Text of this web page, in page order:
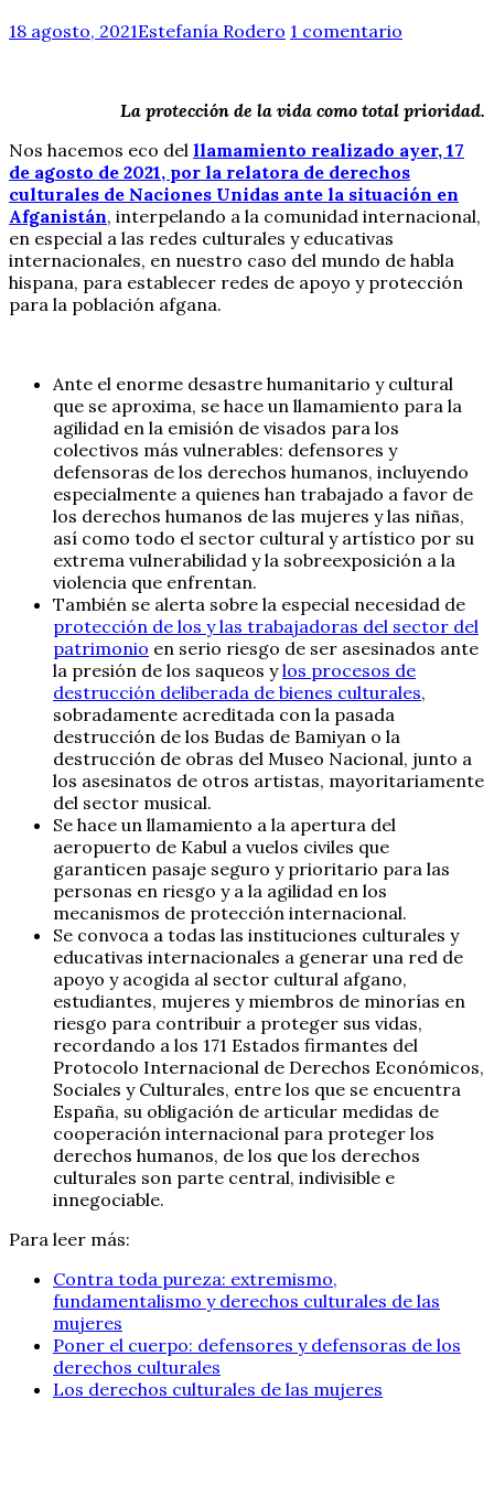
18 agosto, 2021Estefanía Rodero 1 comentario
La protección de la vida como total prioridad.
Nos hacemos eco del llamamiento realizado ayer, 17
de agosto de 2021, por la relatora de derechos
culturales de Naciones Unidas ante la situación en
Afganistán, interpelando a la comunidad internacional,
en especial a las redes culturales y educativas
internacionales, en nuestro caso del mundo de habla
hispana, para establecer redes de apoyo y protección
para la población afgana.
Ante el enorme desastre humanitario y cultural
que se aproxima, se hace un llamamiento para la
agilidad en la emisión de visados para los
colectivos más vulnerables: defensores y
defensoras de los derechos humanos, incluyendo
especialmente a quienes han trabajado a favor de
los derechos humanos de las mujeres y las niñas,
así como todo el sector cultural y artístico por su
extrema vulnerabilidad y la sobreexposición a la
violencia que enfrentan.
También se alerta sobre la especial necesidad de
protección de los y las trabajadoras del sector del
patrimonio en serio riesgo de ser asesinados ante
la presión de los saqueos ylos procesos de
destrucción deliberada de bienes culturales,
sobradamente acreditada con la pasada
destrucción de los Budas de Bamiyan o la
destrucción de obras del Museo Nacional, junto a
los asesinatos de otros artistas, mayoritariamente
del sector musical.
Se hace un llamamiento a la apertura del
aeropuerto de Kabul a vuelos civiles que
garanticen pasaje seguro y prioritario para las
personas en riesgo y a la agilidad en los
mecanismos de protección internacional.
Se convoca a todas las instituciones culturales y
educativas internacionales a generar una red de
apoyo y acogida al sector cultural afgano,
estudiantes, mujeres y miembros de minorías en
riesgo para contribuir a proteger sus vidas,
recordando a los 171 Estados firmantes del
Protocolo Internacional de Derechos Económicos,
Sociales y Culturales, entre los que se encuentra
España, su obligación de articular medidas de
cooperación internacional para proteger los
derechos humanos, de los que los derechos
culturales son parte central, indivisible e
innegociable.
Para leer más:
Contra toda pureza: extremismo,
fundamentalismo y derechos culturales de las
mujeres
Poner el cuerpo: defensores y defensoras de los
derechos culturales
Los derechos culturales de las mujeres